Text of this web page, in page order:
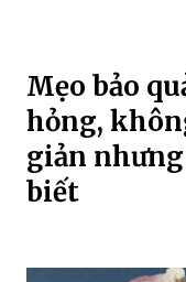
Mẹo bảo
hỏng,
giản
biết